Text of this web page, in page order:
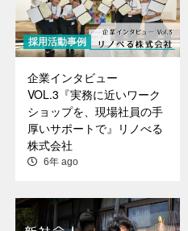
採用活動事例
企業インタビュー
VOL.3『実務に近いワーク
ショップを、現場社員の手
厚いサポートで』リノべる
株式会社
6年 ago